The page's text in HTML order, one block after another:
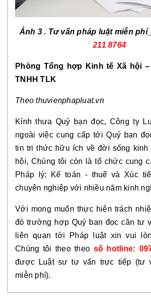
Ảnh 3 . Tư vấn pháp luật miễn
211 8764
Phòng Tổng hợp Kinh tế Xã hội
TNHH TLK
Theo thuvienphapluat.vn
Kính thưa Quý bạn đọc, Công ty
ngoài việc cung cấp tới Quý bạn
tin tri thức hữu ích về đời sống kinh
hội, Chúng tôi còn là tổ chức cung
Pháp lý; Kế toán - thuế và Xúc
chuyên nghiệp với nhiều năm kinh
Với mong muốn thực hiện trách
đó trường hợp Quý bạn đọc cần tư
liên quan tới Pháp luật xin vui
Chúng tôi theo theo số hotline:
được Luật sư tư vấn trực tiếp (tư
miễn phí).